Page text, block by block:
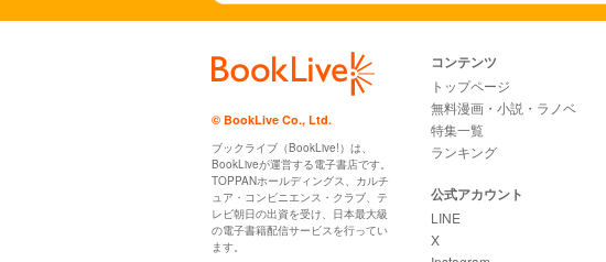
© BookLive Co., Ltd.
ブックライブ（BookLive!）は、
BookLiveが運営する電子書店です。
TOPPANホールディングス、カルチ
ュア・コンビニエンス・クラブ、テ
レビ朝日の出資を受け、日本最大級
の電子書籍配信サービスを行ってい
ます。
コンテンツ
トップページ
無料漫画・小説・ラノベ
特集一覧
ランキング
公式アカウント
LINE
X